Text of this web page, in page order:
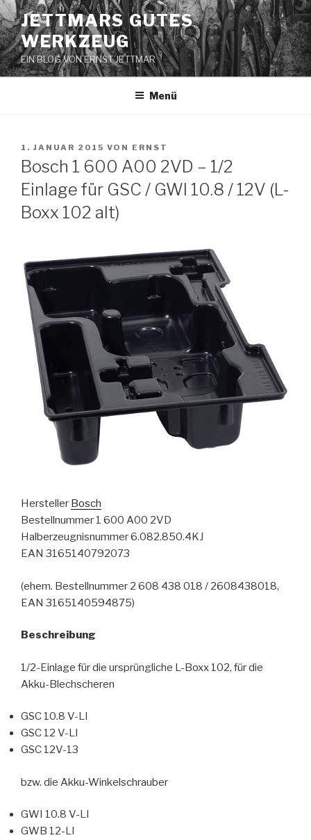
Zum
Inhalt
springen
JETTMARS GUTES
WERKZEUG
EIN BLOG VON ERNST JETTMAR
Menü
VERÖFFENTLICHT
AM
1. JANUAR 2015 VON ERNST
Bosch 1 600 A00 2VD – 1/2
Einlage für GSC / GWI 10.8 / 12V (L-
Boxx 102 alt)
Hersteller Bosch
Bestellnummer 1 600 A00 2VD
Halberzeugnisnummer 6.082.850.4KJ
EAN 3165140792073
(ehem. Bestellnummer 2 608 438 018 / 2608438018,
EAN 3165140594875)
Beschreibung
1/2-Einlage für die ursprüngliche L-Boxx 102, für die
Akku-Blechscheren
GSC 10.8 V-LI
GSC 12 V-LI
GSC 12V-13
bzw. die Akku-Winkelschrauber
GWI 10.8 V-LI
GWB 12-LI